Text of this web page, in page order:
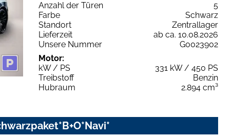
Anzahl der Türen
5
Farbe
Schwarz
Standort
Zentrallager
Lieferzeit
ab ca. 10.08.2026
Unsere Nummer
G0023902
Motor:
kW / PS
331 kW / 450 PS
Treibstoff
Benzin
Hubraum
2.894 cm³